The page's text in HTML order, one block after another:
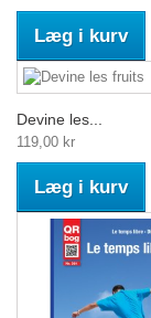
Læg i kurv
Devine les...
119,00 kr
Læg i kurv